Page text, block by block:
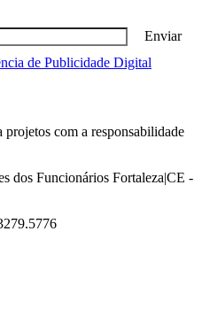
Enviar
com a responsabilidade
dos Funcionários Fortaleza|CE -